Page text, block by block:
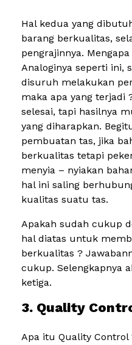
Hal kedua yang
barang berkualitas,
pengrajinnya.
Analoginya seperti ini,
disuruh melakukan
maka apa yang terjadi
selesai, tapi hasilnya
yang diharapkan.
pembuatan tas, jika
berkualitas tetapi
menyia – nyiakan
hal ini saling
kualitas suatu tas.
Apakah sudah cukup
hal diatas untuk
berkualitas ?
cukup. Selengkapnya
ketiga.
3. Quality
Apa itu Quality Control